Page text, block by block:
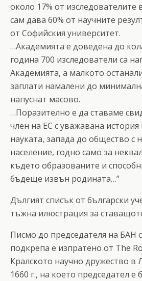
около 17% от изследователите
сам дава 60% от научните
от Софийския университет.
…Академията е доведена до
година 700 изследователи са
Академията, а малкото
заплати намалени до
напуснат масово.
…Поразително е да ставаме
член на ЕС с уважавана
науката, запада до общество с
население, годно само за
където образованите и
бъдеще извън родината…”
Дългият списък от български
тъжна илюстрация за
Писмо до председателя на БАН
подкрепа е изпратено от The
Кралското научно дружество в
1660 г., на което председател